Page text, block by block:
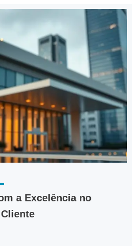
a Excelência no